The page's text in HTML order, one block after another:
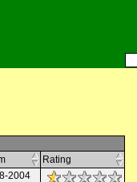
Rating
2004